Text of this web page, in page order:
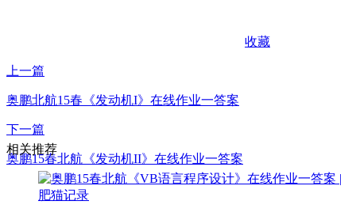
收藏
上一篇
奥鹏北航15春《发动机I》在线作业一答案
下一篇
奥鹏15春北航《发动机II》在线作业一答案
相关推荐